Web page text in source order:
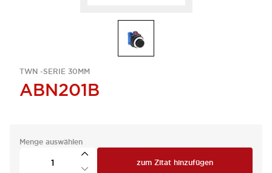
TWN -SERIE 30MM
ABN201B
Menge auswählen
zum Zitat hinzufügen